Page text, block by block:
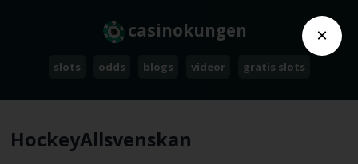
casinokungen
slots odds blogs videor gratis slots
HockeyAllsvenskan
×